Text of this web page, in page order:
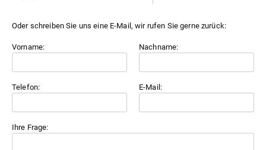
Oder schreiben Sie uns eine E-Mail, wir rufen Sie gerne zurück:
Vorname: Nachname:
Telefon: E-Mail:
Ihre Frage: